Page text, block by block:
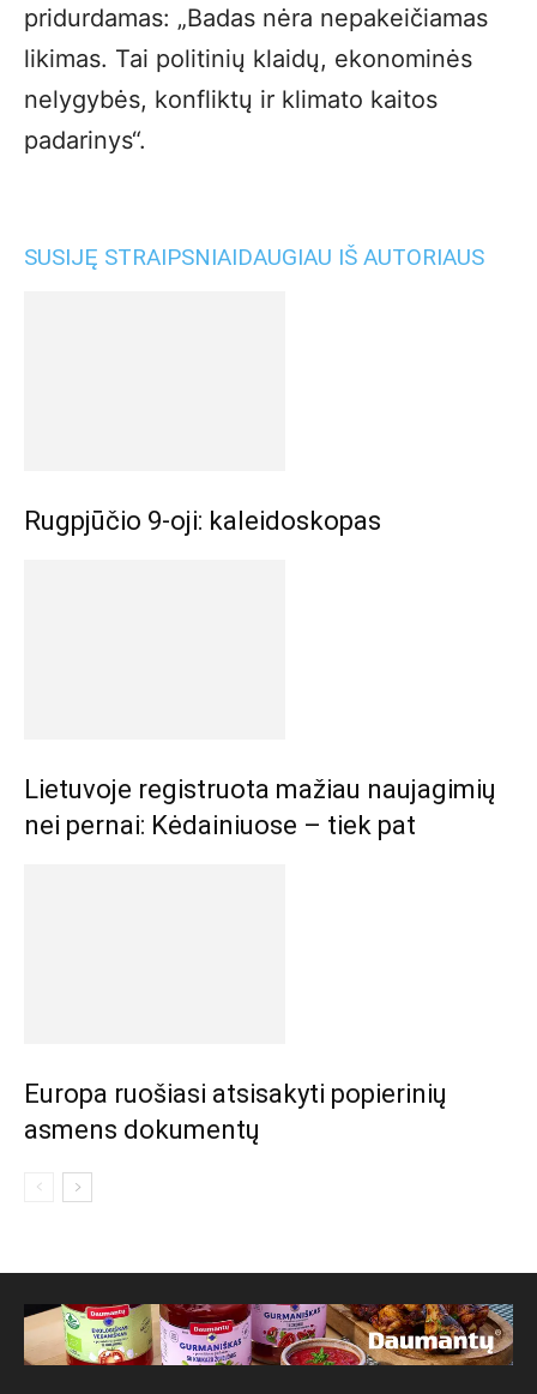
pridurdamas: „Badas nėra nepakeičiamas
likimas. Tai politinių klaidų, ekonominės
nelygybės, konfliktų ir klimato kaitos
padarinys“.
SUSIJĘ STRAIPSNIAIDAUGIAU IŠ AUTORIAUS
Rugpjūčio 9-oji: kaleidoskopas
Lietuvoje registruota mažiau naujagimių
nei pernai: Kėdainiuose – tiek pat
Europa ruošiasi atsisakyti popierinių
asmens dokumentų